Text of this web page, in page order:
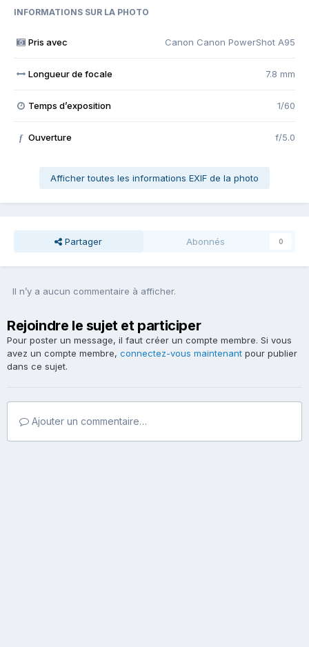
INFORMATIONS SUR LA PHOTO
Pris avec Canon Canon PowerShot A95
Longueur de focale 7.8 mm
Temps d’exposition 1/60
f Ouverture f/5.0
Afficher toutes les informations EXIF de la photo
Partager Abonnés 0
Il n’y a aucun commentaire à afficher.
Rejoindre le sujet et participer
Pour poster un message, il faut créer un compte membre. Si vous
avez un compte membre, connectez-vous maintenant pour publier
dans ce sujet.
Ajouter un commentaire…